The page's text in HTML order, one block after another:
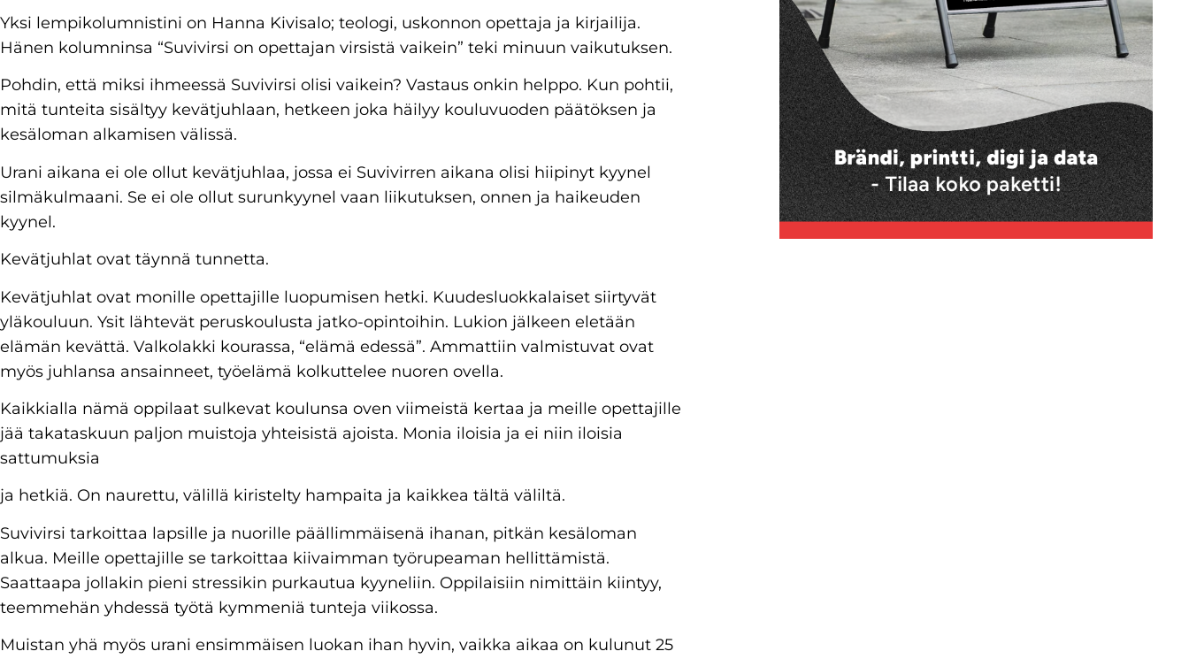
Yksi lempikolumnistini on Hanna Kivisalo; teologi, uskonnon opettaja ja kirjailija.
Hänen kolumninsa “Suvivirsi on opettajan virsistä vaikein” teki minuun vaikutuksen.
Pohdin, että miksi ihmeessä Suvivirsi olisi vaikein? Vastaus onkin helppo. Kun pohtii,
mitä tunteita sisältyy kevätjuhlaan, hetkeen joka häilyy kouluvuoden päätöksen ja
kesäloman alkamisen välissä.
Urani aikana ei ole ollut kevätjuhlaa, jossa ei Suvivirren aikana olisi hiipinyt kyynel
silmäkulmaani. Se ei ole ollut surunkyynel vaan liikutuksen, onnen ja haikeuden
kyynel.
Kevätjuhlat ovat täynnä tunnetta.
Kevätjuhlat ovat monille opettajille luopumisen hetki. Kuudesluokkalaiset siirtyvät
yläkouluun. Ysit lähtevät peruskoulusta jatko-opintoihin. Lukion jälkeen eletään
elämän kevättä. Valkolakki kourassa, “elämä edessä”. Ammattiin valmistuvat ovat
myös juhlansa ansainneet, työelämä kolkuttelee nuoren ovella.
Kaikkialla nämä oppilaat sulkevat koulunsa oven viimeistä kertaa ja meille opettajille
jää takataskuun paljon muistoja yhteisistä ajoista. Monia iloisia ja ei niin iloisia
sattumuksia
ja hetkiä. On naurettu, välillä kiristelty hampaita ja kaikkea tältä väliltä.
Suvivirsi tarkoittaa lapsille ja nuorille päällimmäisenä ihanan, pitkän kesäloman
alkua. Meille opettajille se tarkoittaa kiivaimman työrupeaman hellittämistä.
Saattaapa jollakin pieni stressikin purkautua kyyneliin. Oppilaisiin nimittäin kiintyy,
teemmehän yhdessä työtä kymmeniä tunteja viikossa.
Muistan yhä myös urani ensimmäisen luokan ihan hyvin, vaikka aikaa on kulunut 25